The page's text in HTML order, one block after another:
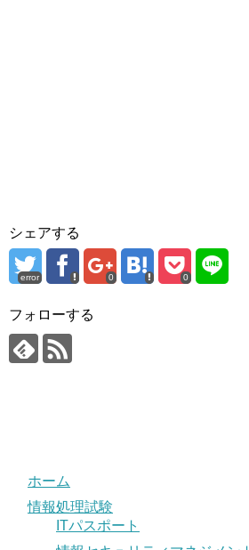
シェアする
error 0 0
フォローする
ホーム
情報処理試験
ITパスポート